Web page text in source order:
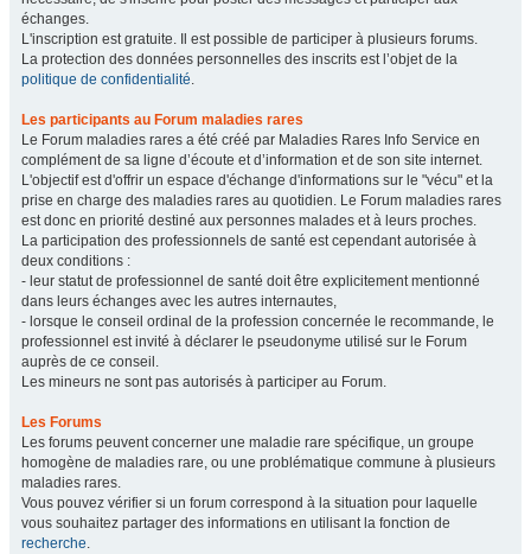
échanges.
L'inscription est gratuite. Il est possible de participer à plusieurs forums.
La protection des données personnelles des inscrits est l’objet de la
politique de confidentialité.
Les participants au Forum maladies rares
Le Forum maladies rares a été créé par Maladies Rares Info Service en
complément de sa ligne d’écoute et d’information et de son site internet.
L'objectif est d'offrir un espace d'échange d'informations sur le "vécu" et la
prise en charge des maladies rares au quotidien. Le Forum maladies rares
est donc en priorité destiné aux personnes malades et à leurs proches.
La participation des professionnels de santé est cependant autorisée à
deux conditions :
- leur statut de professionnel de santé doit être explicitement mentionné
dans leurs échanges avec les autres internautes,
- lorsque le conseil ordinal de la profession concernée le recommande, le
professionnel est invité à déclarer le pseudonyme utilisé sur le Forum
auprès de ce conseil.
Les mineurs ne sont pas autorisés à participer au Forum.
Les Forums
Les forums peuvent concerner une maladie rare spécifique, un groupe
homogène de maladies rare, ou une problématique commune à plusieurs
maladies rares.
Vous pouvez vérifier si un forum correspond à la situation pour laquelle
vous souhaitez partager des informations en utilisant la fonction de
recherche.